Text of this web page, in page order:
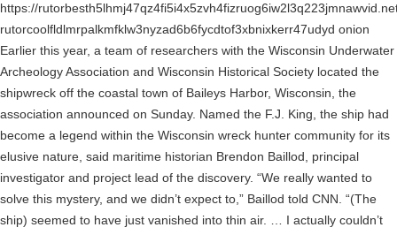
https://
rutorcoolfldlmrpalkmfklw3nyzad6b6fycdtof3xbnixkerr47udyd onion
Earlier this year, a team of researchers with the Wisconsin Underwater
Archeology Association and Wisconsin Historical Society located the
shipwreck off the coastal town of Baileys Harbor, Wisconsin, the
association announced on Sunday. Named the F.J. King, the ship had
become a legend within the Wisconsin wreck hunter community for its
elusive nature, said maritime historian Brendon Baillod, principal
investigator and project lead of the discovery. “We really wanted to
solve this mystery, and we didn’t expect to,” Baillod told CNN. “(The
ship) seemed to have just vanished into thin air. … I actually couldn’t